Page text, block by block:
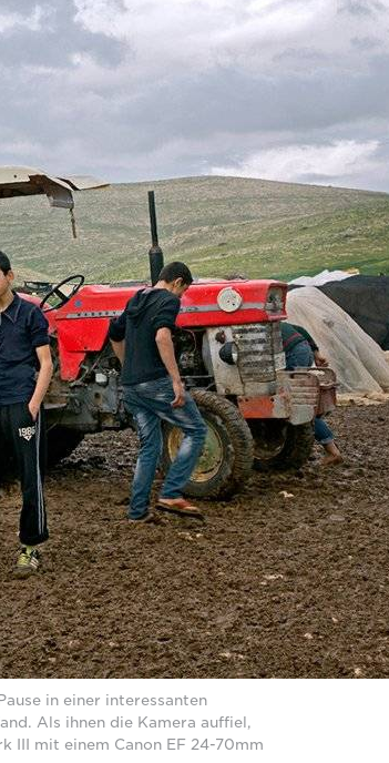
in einer interessanten
Als ihnen die Kamera auffiel,
III mit einem Canon EF 24-70mm